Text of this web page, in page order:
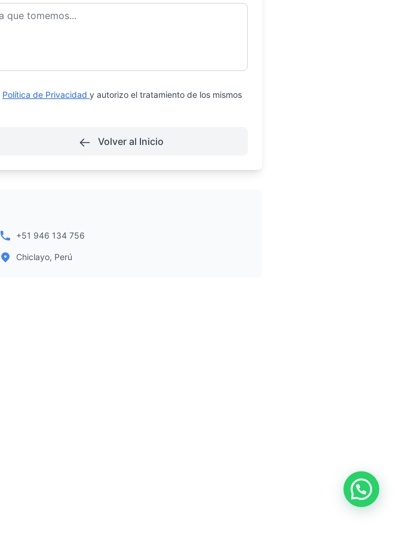
Política de Privacidad y autorizo el tratamiento de los mismos
Volver al Inicio
+51 946 134 756
Chiclayo, Perú